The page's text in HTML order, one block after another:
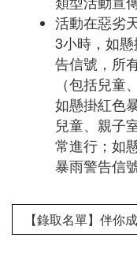
活動在惡劣
3小時，如
告信號，所
（包括兒童
如懸掛紅色
兒童、親子
常進行；如
暴雨警告信
【錄取名單】伴